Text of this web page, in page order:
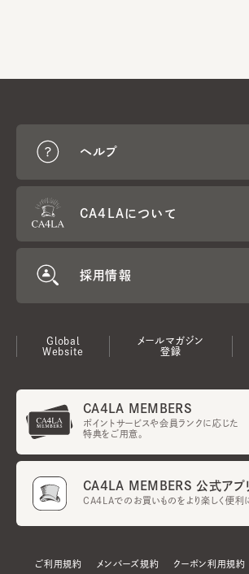
ヘルプ
CA4LAについて
採用情報
Global
Website
メールマガジン
登録
CA4LA MEMBERS
ポイントサービスや会員ランクに応じた
特典をご用意。
CA4LA MEMBERS 公式アプ
CA4LAでのお買いものをより楽しく便利に
ご利用規約 メンバーズ規約 クーポン利用規約